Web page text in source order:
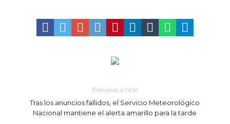
Previous article
Tras los anuncios fallidos, el Servicio Meteorológico
Nacional mantiene el alerta amarillo para la tarde